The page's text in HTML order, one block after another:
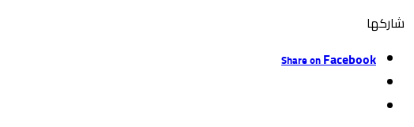
‫‫ شاركها‬
Share onFacebook